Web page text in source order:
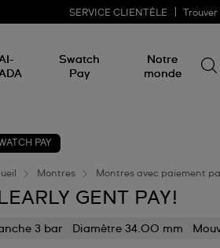
SERVICE CLIENTÈLE
Swatch
Pay
Notre
monde
un
PAY
Montres Montres avec paiement
GENT PAY!
3 bar Diamètre 34.00 mm